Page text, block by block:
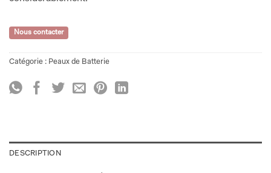
Nous contacter
Catégorie : Peaux de Batterie
DESCRIPTION